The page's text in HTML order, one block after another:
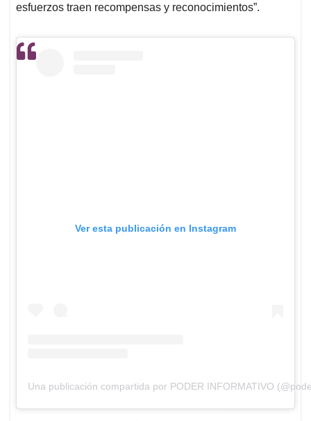
esfuerzos traen recompensas y reconocimientos”.
Ver esta publicación en Instagram
Una publicación compartida por PODER INFORMATIVO